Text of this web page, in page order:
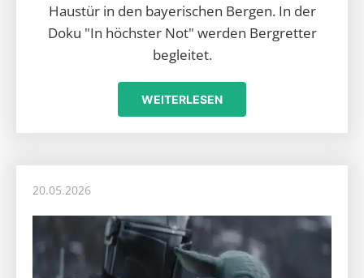
Haustür in den bayerischen Bergen. In der
Doku "In höchster Not" werden Bergretter
begleitet.
WEITERLESEN
20.05.2026